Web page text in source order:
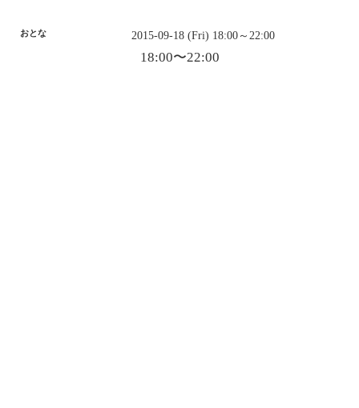
おとな 2015-09-18 (Fri) 18:00～22:00
18:00〜22:00